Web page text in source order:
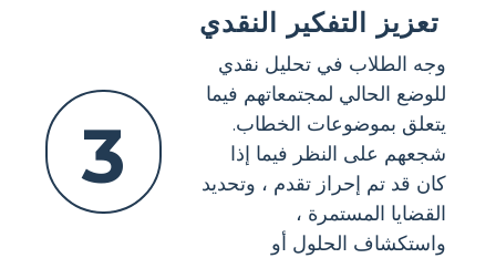
3
تعزيز التفكير النقدي
وجه الطلاب في تحليل نقدي
للوضع الحالي لمجتمعاتهم فيما
يتعلق بموضوعات الخطاب.
شجعهم على النظر فيما إذا
كان قد تم إحراز تقدم ، وتحديد
القضايا المستمرة ،
واستكشاف الحلول أو